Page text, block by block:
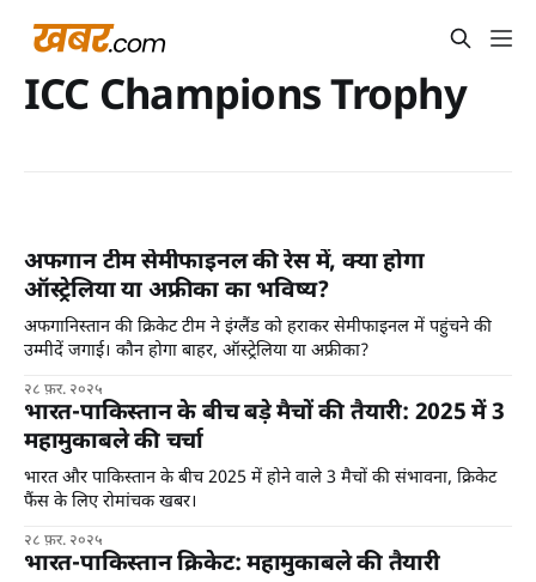
ICC Champions Trophy
अफगान टीम सेमीफाइनल की रेस में, क्या होगा
ऑस्ट्रेलिया या अफ्रीका का भविष्य?
अफगानिस्तान की क्रिकेट टीम ने इंग्लैंड को हराकर सेमीफाइनल में पहुंचने की
उम्मीदें जगाई। कौन होगा बाहर, ऑस्ट्रेलिया या अफ्रीका?
२८ फ़र. २०२५
भारत-पाकिस्तान के बीच बड़े मैचों की तैयारी: 2025 में 3
महामुकाबले की चर्चा
भारत और पाकिस्तान के बीच 2025 में होने वाले 3 मैचों की संभावना, क्रिकेट
फैंस के लिए रोमांचक खबर।
२८ फ़र. २०२५
भारत-पाकिस्तान क्रिकेट: महामुकाबले की तैयारी